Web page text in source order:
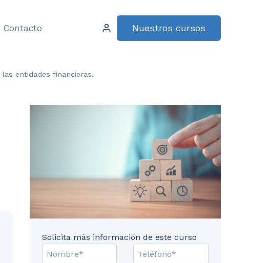
Contacto Nuestros cursos
entidades financieras.
Solicita más información de este curso